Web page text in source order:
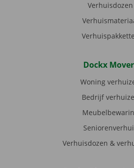
Verhuisdozen
Dockx
Woning
Bedrijf
Verhuisdozen &